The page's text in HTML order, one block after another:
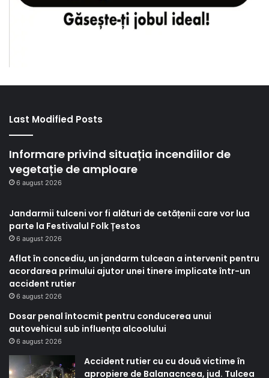
Last Modified Posts
Informare privind situația incendiilor de
vegetație de amploare
6 august 2026
Jandarmii tulceni vor fi alături de cetățenii care vor lua
parte la Festivalul Folk Țestos
6 august 2026
Aflat în concediu, un jandarm tulcean a intervenit pentru
acordarea primului ajutor unei tinere implicate într-un
accident rutier
6 august 2026
Dosar penal întocmit pentru conducerea unui
autovehicul sub influența alcoolului
6 august 2026
Accident rutier cu cu două victime în
apropiere de Balanacncea, jud. Tulcea